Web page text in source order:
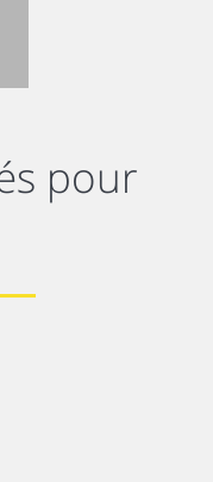
pour